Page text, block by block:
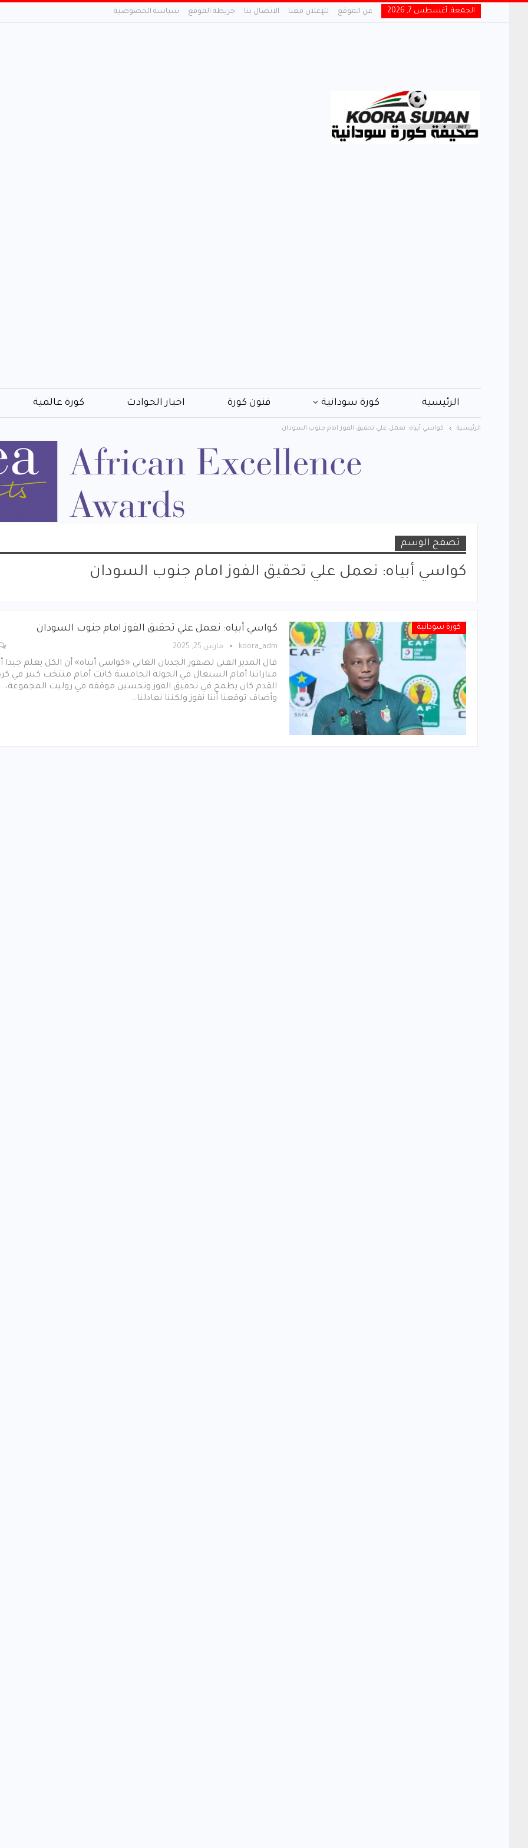
الجمعة, أغسطس 7, 2026 عن الموقع للإعلان معنا الاتصال بنا خريطة الموقع سياسة الخصوصية
الرئيسية كورة سودانية فنون كورة اخبار الحوادث كورة عالمية
الرئيسية كواسي أبياه: نعمل علي تحقيق الفوز امام جنوب السودان
تصفح الوسم
كواسي أبياه: نعمل علي تحقيق الفوز امام جنوب السودان
كورة سودانية كواسي أبياه: نعمل علي تحقيق الفوز امام جنوب السودان
koora_adm مارس 25, 2025
قال المدير الفني لصقور الجديان الغاني «كواسي أبياه» أن الكل يعلم جيدا
مباراتنا أمام السنغال في الجولة الخامسة كانت أمام منتخب كبير في
القدم كان يطمح في تحقيق الفوز وتحسين موقفه في روليت المجموعة،
وأضاف توقعنا أننا نفوز ولكننا نعادلنا…